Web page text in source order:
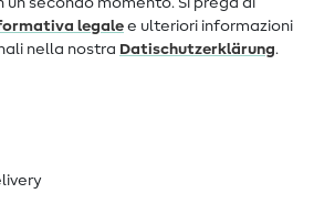
un secondo momento. Si prega di
legale e ulteriori informazioni
nella nostra Dati­schutz­erklärung.